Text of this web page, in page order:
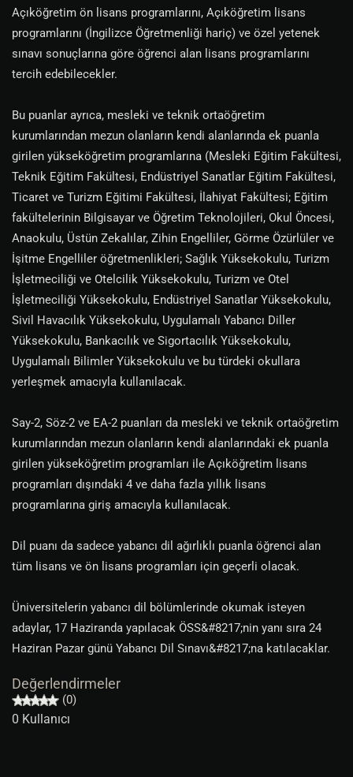
Açıköğretim ön lisans programlarını, Açıköğretim lisans
programlarını (İngilizce Öğretmenliği hariç) ve özel yetenek
sınavı sonuçlarına göre öğrenci alan lisans programlarını
tercih edebilecekler.
Bu puanlar ayrıca, mesleki ve teknik ortaöğretim
kurumlarından mezun olanların kendi alanlarında ek puanla
girilen yükseköğretim programlarına (Mesleki Eğitim Fakültesi,
Teknik Eğitim Fakültesi, Endüstriyel Sanatlar Eğitim Fakültesi,
Ticaret ve Turizm Eğitimi Fakültesi, İlahiyat Fakültesi; Eğitim
fakültelerinin Bilgisayar ve Öğretim Teknolojileri, Okul Öncesi,
Anaokulu, Üstün Zekalılar, Zihin Engelliler, Görme Özürlüler ve
İşitme Engelliler öğretmenlikleri; Sağlık Yüksekokulu, Turizm
İşletmeciliği ve Otelcilik Yüksekokulu, Turizm ve Otel
İşletmeciliği Yüksekokulu, Endüstriyel Sanatlar Yüksekokulu,
Sivil Havacılık Yüksekokulu, Uygulamalı Yabancı Diller
Yüksekokulu, Bankacılık ve Sigortacılık Yüksekokulu,
Uygulamalı Bilimler Yüksekokulu ve bu türdeki okullara
yerleşmek amacıyla kullanılacak.
Say-2, Söz-2 ve EA-2 puanları da mesleki ve teknik ortaöğretim
kurumlarından mezun olanların kendi alanlarındaki ek puanla
girilen yükseköğretim programları ile Açıköğretim lisans
programları dışındaki 4 ve daha fazla yıllık lisans
programlarına giriş amacıyla kullanılacak.
Dil puanı da sadece yabancı dil ağırlıklı puanla öğrenci alan
tüm lisans ve ön lisans programları için geçerli olacak.
Üniversitelerin yabancı dil bölümlerinde okumak isteyen
adaylar, 17 Haziranda yapılacak ÖSS&#8217;nin yanı sıra 24
Haziran Pazar günü Yabancı Dil Sınavı&#8217;na katılacaklar.
Değerlendirmeler
(0)
0 Kullanıcı